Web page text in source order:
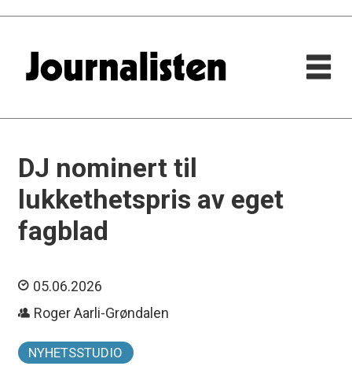
DJ nominert til
lukkethetspris av eget
fagblad
05.06.2026
Roger Aarli-Grøndalen
NYHETSSTUDIO